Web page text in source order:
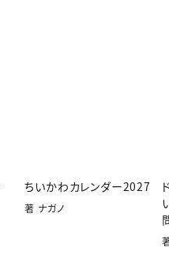
ちいかわカレンダー2027
著 ナガノ